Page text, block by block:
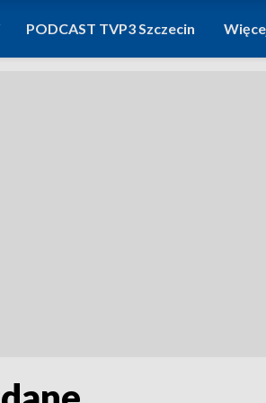
PODCAST TVP3 Szczecin